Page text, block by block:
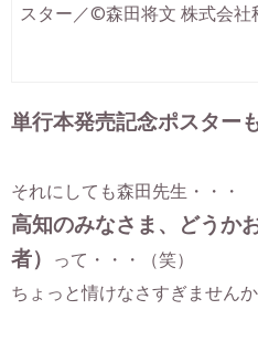
スター／©森田将文 株式会社
単行本発売記念ポスター
それにしても森田先生・・・
高知のみなさま、どうか
者） って・・・（笑）
ちょっと情けなさすぎませんか